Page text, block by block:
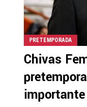
PRETEMPORADA
Chivas
importante